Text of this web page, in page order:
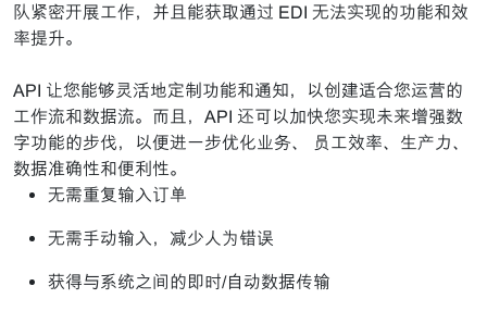
队紧密开展工作，并且能获取通过 EDI 无法实现的功能和效
率提升。
API 让您能够灵活地定制功能和通知，以创建适合您运营的
工作流和数据流。而且，API 还可以加快您实现未来增强数
字功能的步伐，以便进一步优化业务、 员工效率、生产力、
数据准确性和便利性。
无需重复输入订单
无需手动输入，减少人为错误
获得与系统之间的即时/自动数据传输